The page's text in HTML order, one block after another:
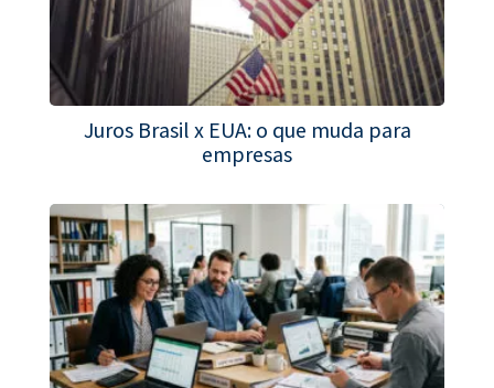
Juros Brasil x EUA: o que muda para
empresas